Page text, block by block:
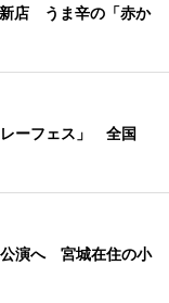
店 うま辛の「赤か
レーフェス」 全国
公演へ 宮城在住の小